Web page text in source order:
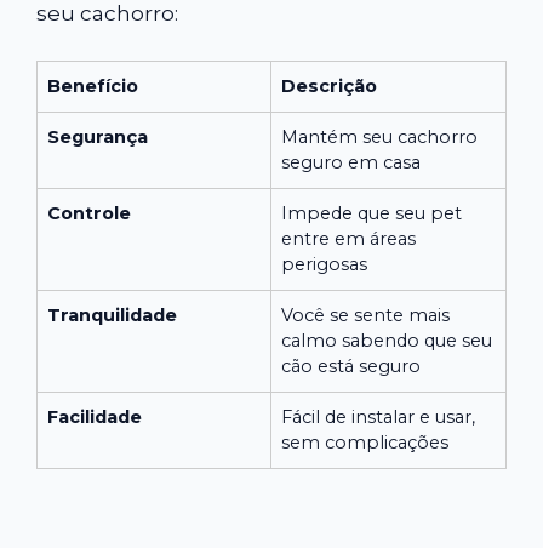
seu cachorro:
Benefício Descrição
Segurança
Mantém seu cachorro
seguro em casa
Controle
Impede que seu pet
entre em áreas
perigosas
Tranquilidade
Você se sente mais
calmo sabendo que seu
cão está seguro
Facilidade
Fácil de instalar e usar,
sem complicações